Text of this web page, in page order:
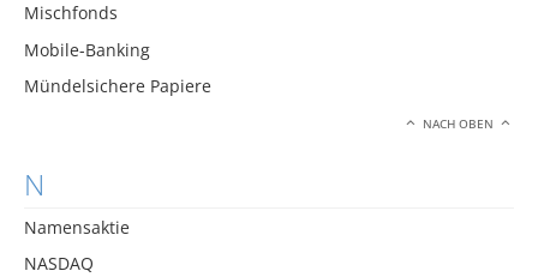
Mischfonds
Mobile-Banking
Mündelsichere Papiere
NACH OBEN
N
Namensaktie
NASDAQ